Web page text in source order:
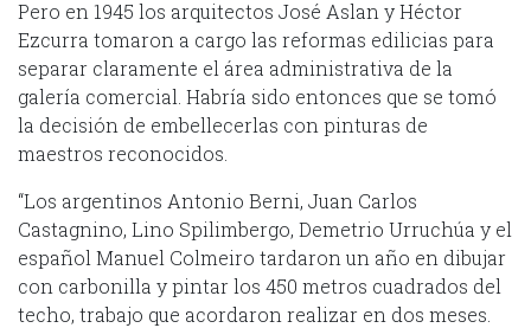
Pero en 1945 los arquitectos José Aslan y Héctor
Ezcurra tomaron a cargo las reformas edilicias para
separar claramente el área administrativa de la
galería comercial. Habría sido entonces que se tomó
la decisión de embellecerlas con pinturas de
maestros reconocidos.
“Los argentinos Antonio Berni, Juan Carlos
Castagnino, Lino Spilimbergo, Demetrio Urruchúa y el
español Manuel Colmeiro tardaron un año en dibujar
con carbonilla y pintar los 450 metros cuadrados del
techo, trabajo que acordaron realizar en dos meses.